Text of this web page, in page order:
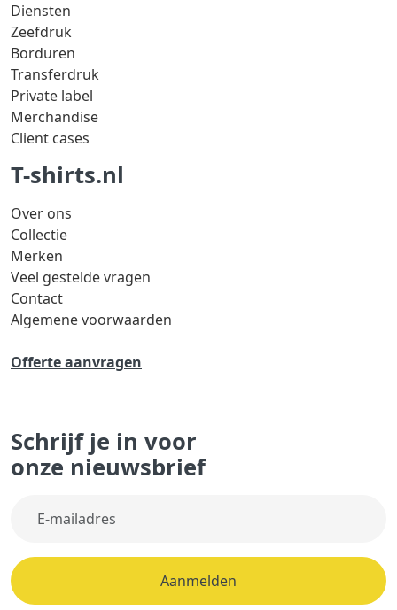
Diensten
Zeefdruk
Borduren
Transferdruk
Private label
Merchandise
Client cases
T-shirts.nl
Over ons
Collectie
Merken
Veel gestelde vragen
Contact
Algemene voorwaarden
Offerte aanvragen
Schrijf je in voor
onze nieuwsbrief
Aanmelden